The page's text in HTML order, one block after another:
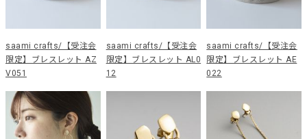
saami crafts/【受注会
限定】ブレスレット AZ
V051
saami crafts/【受注会
限定】ブレスレット AL0
12
saami crafts/【受注会
限定】ブレスレット AE
022